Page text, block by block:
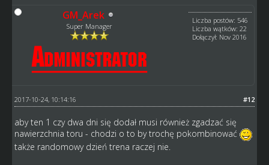
GM_Arek
Super Manager
Liczba postów: 546
Liczba wątków: 22
Dołączył: Nov 2016
#12
2017-10-24, 10:14:16
aby ten 1 czy dwa dni się dodał musi również zgadzać się
nawierzchnia toru - chodzi o to by trochę pokombinować
także randomowy dzień trena raczej nie.